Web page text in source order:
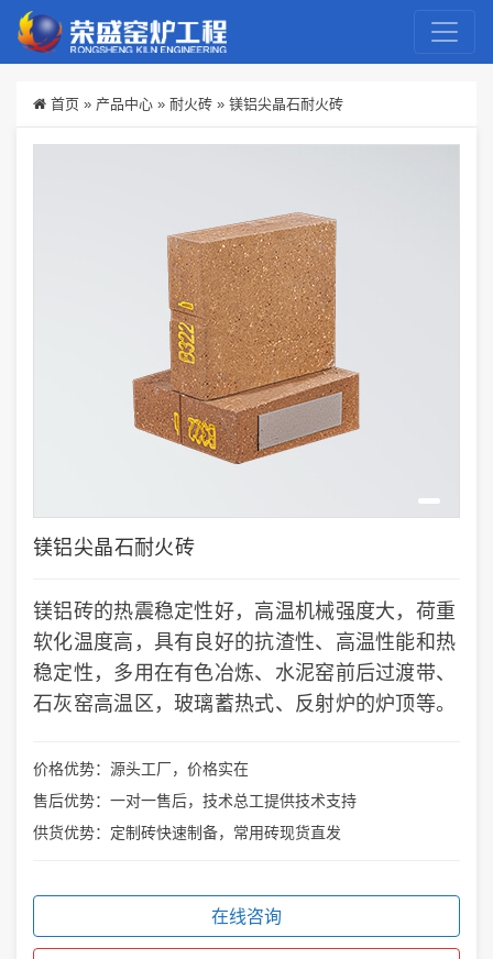
首页 » 产品中心 » 耐火砖 » 镁铝尖晶石耐火砖
镁铝尖晶石耐火砖
镁铝砖的热震稳定性好，高温机械强度大，荷重
软化温度高，具有良好的抗渣性、高温性能和热
稳定性，多用在有色冶炼、水泥窑前后过渡带、
石灰窑高温区，玻璃蓄热式、反射炉的炉顶等。
价格优势：源头工厂，价格实在
售后优势：一对一售后，技术总工提供技术支持
供货优势：定制砖快速制备，常用砖现货直发
在线咨询